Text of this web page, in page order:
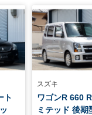
ト
スズキ
ワゴンR 660
ミテッド 後